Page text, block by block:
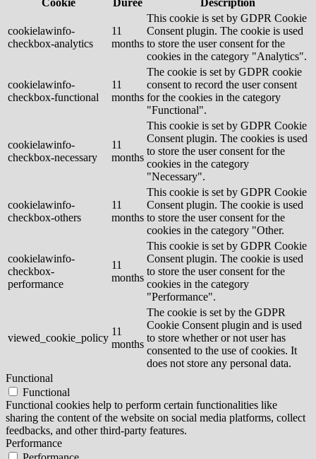
Cookie
Durée Description
cookielawinfo-
checkbox-analytics
11
months
This cookie is set by GDPR Cookie
Consent plugin. The cookie is used
to store the user consent for the
cookies in the category "Analytics".
cookielawinfo-
checkbox-functional
11
months
The cookie is set by GDPR cookie
consent to record the user consent
for the cookies in the category
"Functional".
cookielawinfo-
checkbox-necessary
11
months
This cookie is set by GDPR Cookie
Consent plugin. The cookies is used
to store the user consent for the
cookies in the category
"Necessary".
cookielawinfo-
checkbox-others
11
months
This cookie is set by GDPR Cookie
Consent plugin. The cookie is used
to store the user consent for the
cookies in the category "Other.
cookielawinfo-
checkbox-
performance
11
months
This cookie is set by GDPR Cookie
Consent plugin. The cookie is used
to store the user consent for the
cookies in the category
"Performance".
viewed_cookie_policy
11
months
The cookie is set by the GDPR
Cookie Consent plugin and is used
to store whether or not user has
consented to the use of cookies. It
does not store any personal data.
Functional
Functional
Functional cookies help to perform certain functionalities like
sharing the content of the website on social media platforms, collect
feedbacks, and other third-party features.
Performance